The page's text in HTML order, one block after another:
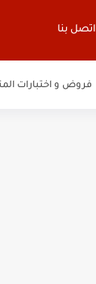
اتصل بنا
فروض و اختبارات